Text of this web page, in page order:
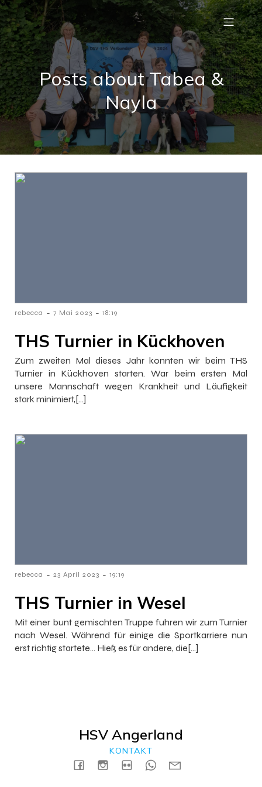
Posts about Tabea &
Nayla
rebecca - 7 Mai 2023 - 18:19
THS Turnier in Kückhoven
Zum zweiten Mal dieses Jahr konnten wir beim THS
Turnier in Kückhoven starten. War beim ersten Mal
unsere Mannschaft wegen Krankheit und Läufigkeit
stark minimiert,[…]
rebecca - 23 April 2023 - 19:19
THS Turnier in Wesel
Mit einer bunt gemischten Truppe fuhren wir zum Turnier
nach Wesel. Während für einige die Sportkarriere nun
erst richtig startete… Hieß es für andere, die[…]
HSV Angerland
KONTAKT